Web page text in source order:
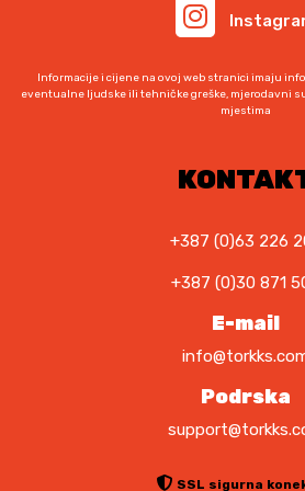
:
4
5
0
0
.
6
,
0
M
Informacije i cijene na ovoj web stranici imaju
eventualne ljudske ili tehničke greške, mjerodavni
mjestima
+387 (0)63 226
+387 (0)30 871
E-mail
Podrska
SSL sigurna